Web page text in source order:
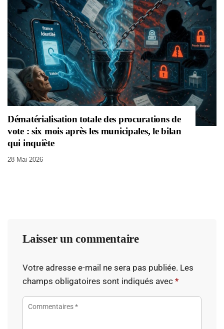
Dématérialisation totale des procurations de
vote : six mois après les municipales, le bilan
qui inquiète
28 Mai 2026
Laisser un commentaire
Votre adresse e-mail ne sera pas publiée. Les
champs obligatoires sont indiqués avec *